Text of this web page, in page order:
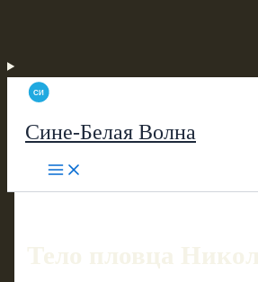
Сине-Белая Волна
Тело пловца